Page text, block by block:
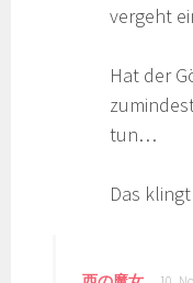
vergeht
Hat der
tun…
Das